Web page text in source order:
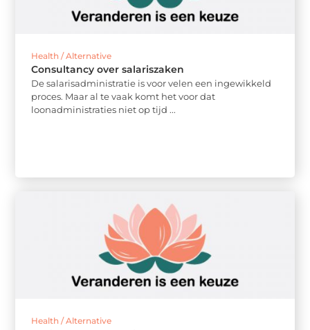
Health / Alternative
Consultancy over salariszaken
De salarisadministratie is voor velen een ingewikkeld
proces. Maar al te vaak komt het voor dat
loonadministraties niet op tijd ...
Health / Alternative